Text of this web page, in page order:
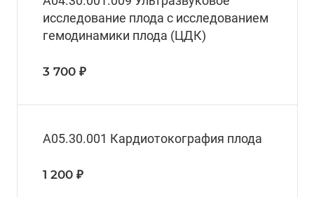
исследование плода с исследованием
гемодинамики плода (ЦДК)
3 700 ₽
A05.30.001 Кардиотокография плода
1 200 ₽